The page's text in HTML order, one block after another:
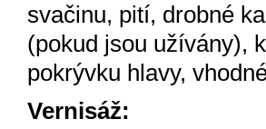
svačinu, pití, drobné
(pokud jsou užívány),
pokrývku hlavy,
Vernisáž: